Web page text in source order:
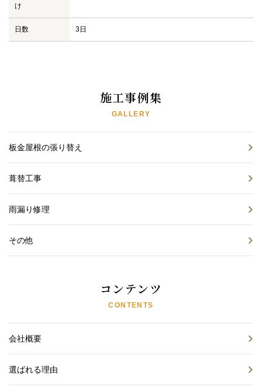
け
日数 3日
施工事例集
GALLERY
板金屋根の張り替え
葺替工事
雨漏り修理
その他
コンテンツ
CONTENTS
会社概要
選ばれる理由